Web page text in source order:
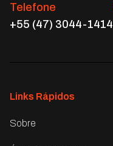
Telefone
+55 (47) 3044-1414
Links Rápidos
Sobre